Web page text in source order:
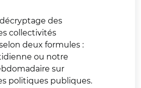
des
collectivités
deux formules :
ou notre
sur
politiques publiques.